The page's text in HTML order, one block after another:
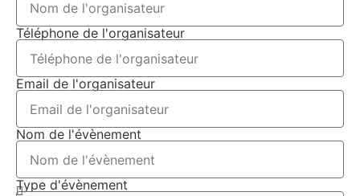
Téléphone de l'organisateur
Email de l'organisateur
Nom de l'évènement
Type d'évènement